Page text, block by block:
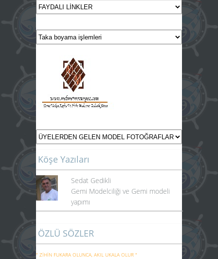
Köşe Yazıları
Sedat Gedikli
Gemi Modelciliği ve Gemi modeli
yapımı
ÖZLÜ SÖZLER
" ZİHİN FUKARA OLUNCA, AKIL UKALA OLUR "